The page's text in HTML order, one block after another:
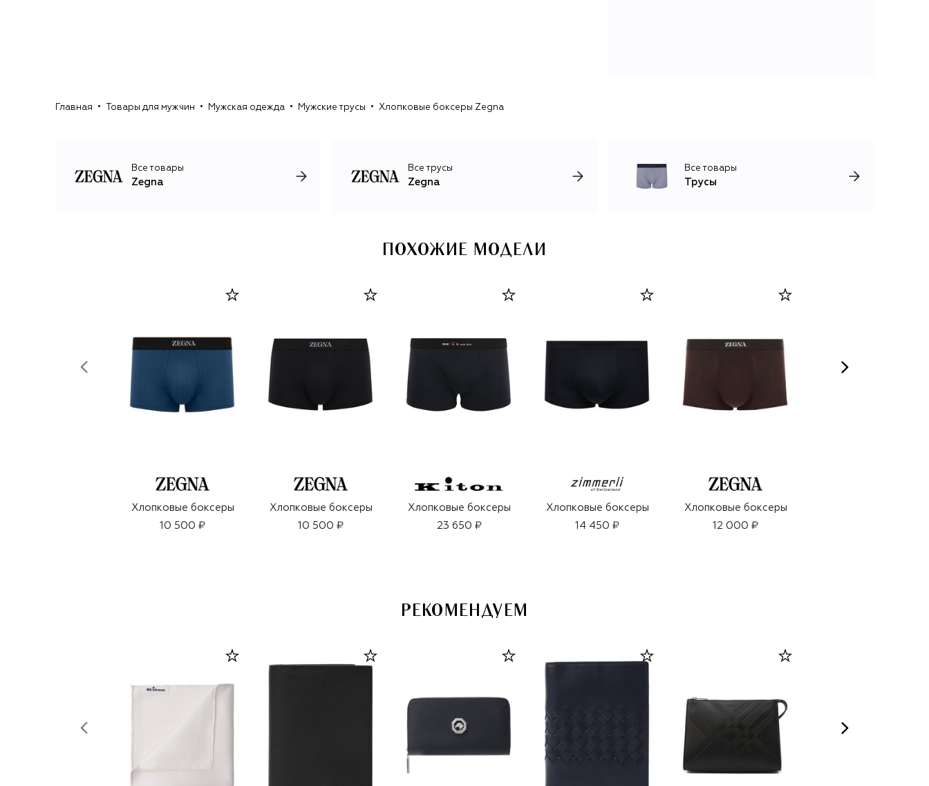
Главная Товары для мужчин Мужская одежда Мужские трусы Хлопковые боксеры Zegna
Все товары
Zegna
Все трусы
Zegna
Все товары
Трусы
ПОХОЖИЕ МОДЕЛИ
Хлопковые боксеры
10 500 ₽
Хлопковые боксеры
10 500 ₽
Хлопковые боксеры
23 650 ₽
Хлопковые боксеры
14 450 ₽
Хлопковые боксеры
12 000 ₽
РЕКОМЕНДУЕМ